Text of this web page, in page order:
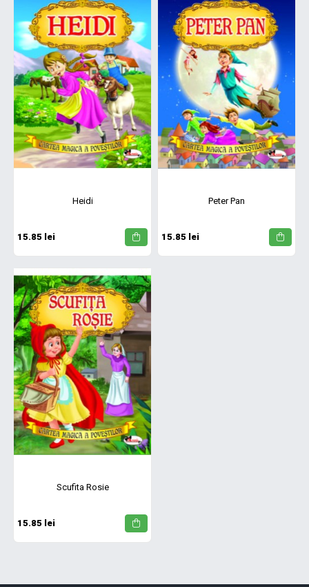
Heidi
15.85 lei
Peter Pan
15.85 lei
Scufita Rosie
15.85 lei